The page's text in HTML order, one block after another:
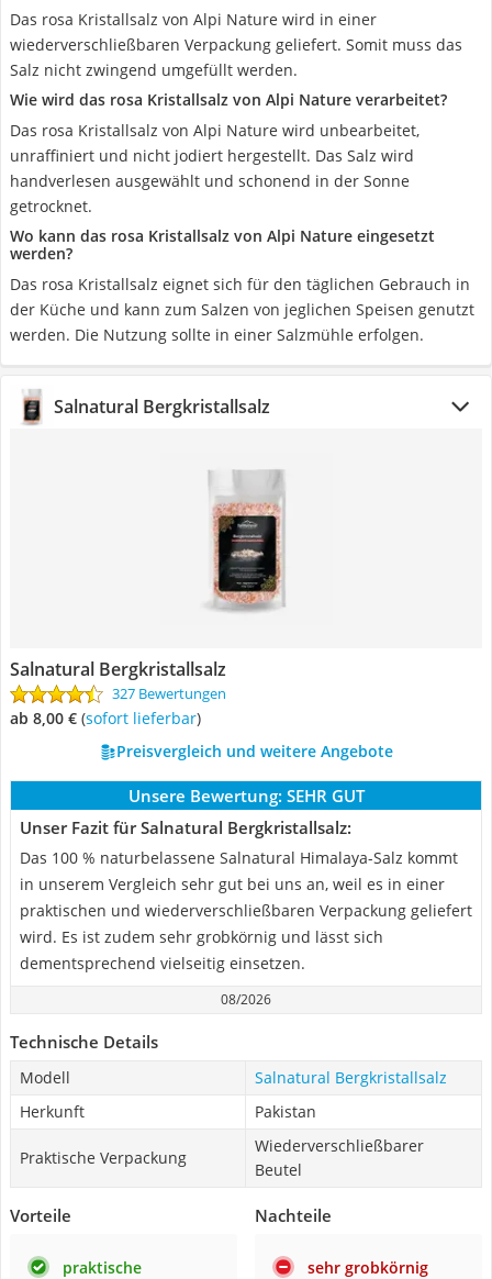
Das rosa Kristallsalz von Alpi Nature wird in einer
wiederverschließbaren Verpackung geliefert. Somit muss das
Salz nicht zwingend umgefüllt werden.
Wie wird das rosa Kristallsalz von Alpi Nature verarbeitet?
Das rosa Kristallsalz von Alpi Nature wird unbearbeitet,
unraffiniert und nicht jodiert hergestellt. Das Salz wird
handverlesen ausgewählt und schonend in der Sonne
getrocknet.
Wo kann das rosa Kristallsalz von Alpi Nature eingesetzt
werden?
Das rosa Kristallsalz eignet sich für den täglichen Gebrauch in
der Küche und kann zum Salzen von jeglichen Speisen genutzt
werden. Die Nutzung sollte in einer Salzmühle erfolgen.
Salnatural Bergkristallsalz
Salnatural Bergkristallsalz
327 Bewertungen
ab 8,00 € ( Sofort lieferbar)
Preisvergleich und weitere Angebote
Unsere Bewertung: SEHR GUT
Unser Fazit für Salnatural Bergkristallsalz:
Das 100 % naturbelassene Salnatural Himalaya-Salz kommt
in unserem Vergleich sehr gut bei uns an, weil es in einer
praktischen und wiederverschließbaren Verpackung geliefert
wird. Es ist zudem sehr grobkörnig und lässt sich
dementsprechend vielseitig einsetzen.
08/2026
Technische Details
Modell
Salnatural Bergkristallsalz
Herkunft
Pakistan
Praktische Verpackung
Wiederverschließbarer
Beutel
Vorteile
praktische
Nachteile
sehr grobkörnig